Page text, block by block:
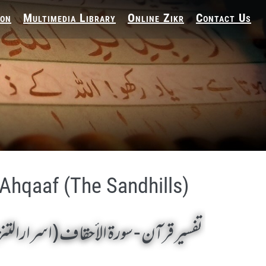
Multimedia Library Online Zikr Contact Us
(The Sandhills)
تفسير قرآن - سورة الأحقاف